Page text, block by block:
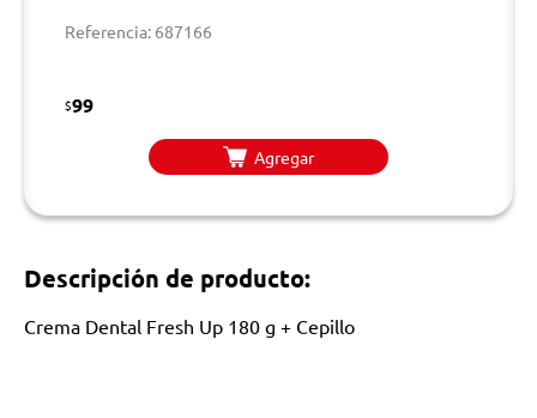
Referencia: 687166
$99
Agregar
Descripción de producto:
Crema Dental Fresh Up 180 g + Cepillo